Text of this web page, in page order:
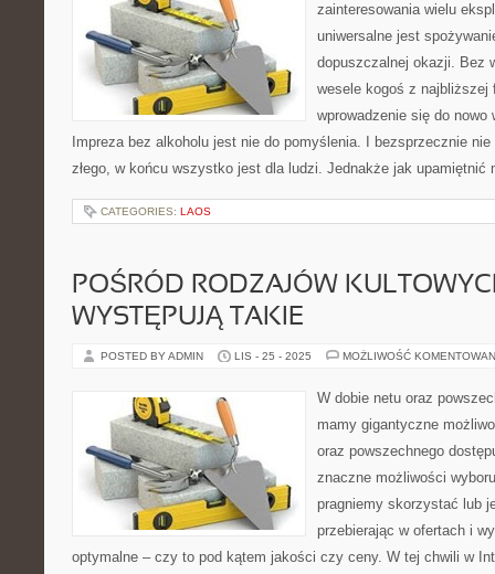
zainteresowania wielu
uniwersalne jest
dopuszczalnej okazji. Bez
wesele kogoś z najbliższej
wprowadzenie się do
Impreza bez alkoholu jest nie do pomyślenia. I bezsprzecznie
złego, w końcu wszystko jest dla ludzi. Jednakże jak
CATEGORIES: LAOS
POŚRÓD RODZAJÓW
WYSTĘPUJĄ TAKIE
POSTED BY ADMIN LIS - 25 - 2025 MOŻLIWOŚĆ
W dobie netu oraz
mamy gigantyczne
oraz powszechnego
znaczne możliwości
pragniemy skorzystać lub
przebierając w ofertach i
optymalne – czy to pod kątem jakości czy ceny. W tej chwili w